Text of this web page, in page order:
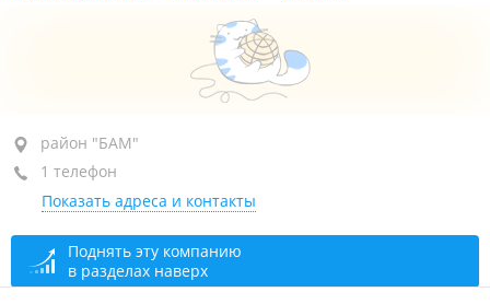
район "БАМ", ул. Днепровская, 27 стр. 2
+7 902 483-00-48
сегодня закрыто
район "БАМ"
1 телефон
Показать адреса и контакты
Поднять эту компанию
в разделах наверх